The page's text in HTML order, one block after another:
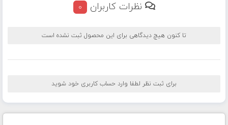
نظرات کاربران 0
تا کنون هیچ دیدگاهی برای این محصول ثبت نشده است
برای ثبت نظر لطفا وارد حساب کاربری خود شوید